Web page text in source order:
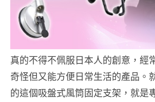
真的不得不佩服日本人的創意，經
奇怪但又能方便日常生活的產品。
的這個吸盤式風筒固定支架，就是